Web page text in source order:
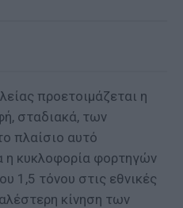
προετοιμάζεται η
σταδιακά, των
πλαίσιο αυτό
η κυκλοφορία φορτηγών
1,5 τόνου στις εθνικές
κίνηση των